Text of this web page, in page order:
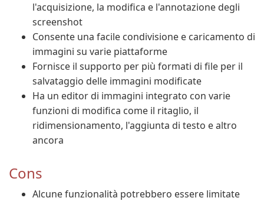
l'acquisizione, la modifica e l'annotazione degli
screenshot
Consente una facile condivisione e caricamento di
immagini su varie piattaforme
Fornisce il supporto per più formati di file per il
salvataggio delle immagini modificate
Ha un editor di immagini integrato con varie
funzioni di modifica come il ritaglio, il
ridimensionamento, l'aggiunta di testo e altro
ancora
Cons
Alcune funzionalità potrebbero essere limitate